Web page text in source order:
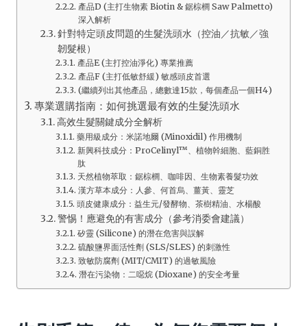
產品D (主打生物素 Biotin & 鋸棕櫚 Saw Palmetto)
深入解析
針對特定頭皮問題的生髮洗頭水（控油／抗敏／強
韌髮根）
產品E (主打控油淨化) 專業推薦
產品F (主打低敏舒緩) 敏感頭皮首選
(繼續列出其他產品，總數達15款，每個產品一個H4)
專業選購指南：如何挑選最有效的生髮洗頭水
高效生髮關鍵成分全解析
藥用級成分：米諾地爾 (Minoxidil) 作用機制
新興科技成分：ProCelinyl™、植物幹細胞、藍銅胜
肽
天然植物萃取：鋸棕櫚、咖啡因、生物素養髮功效
漢方草本成分：人參、何首烏、薑黃、靈芝
頭皮健康成分：益生元/發酵物、茶樹精油、水楊酸
警惕！應避免的有害成分（參考消委會建議）
矽靈 (Silicone) 的潛在危害與誤解
硫酸鹽界面活性劑 (SLS/SLES) 的刺激性
致敏防腐劑 (MIT/CMIT) 的過敏風險
潛在污染物：二噁烷 (Dioxane) 的安全考量